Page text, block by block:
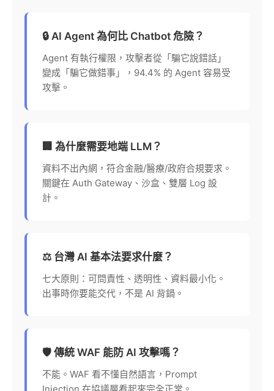
🔒 AI Agent 為何比 Chatbot 危險？
Agent 有執行權限，攻擊者從「騙它說錯話」
變成「騙它做錯事」，94.4% 的 Agent 容易受
攻擊。
🏢 為什麼需要地端 LLM？
資料不出內網，符合金融/醫療/政府合規要求。
關鍵在 Auth Gateway、沙盒、雙層 Log 設
計。
⚖️ 台灣 AI 基本法要求什麼？
七大原則：可問責性、透明性、資料最小化。
出事時你要能交代，不是 AI 背鍋。
🛡️ 傳統 WAF 能防 AI 攻擊嗎？
不能。WAF 看不懂自然語言，Prompt